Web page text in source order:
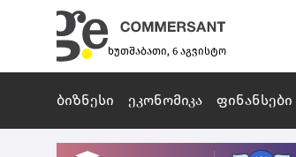
ხუთშაბათი, 6 აგვისტო
ბიზნესი ეკონომიკა ფინანსები